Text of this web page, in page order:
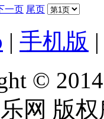
一页 尾页
| 手机版 |
©
网 版